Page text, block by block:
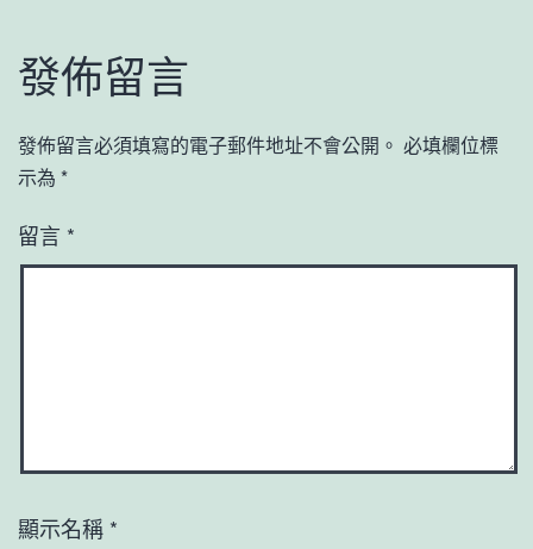
發佈留言
發佈留言必須填寫的電子郵件地址不會公開。 必填欄位標
示為 *
留言 *
顯示名稱 *